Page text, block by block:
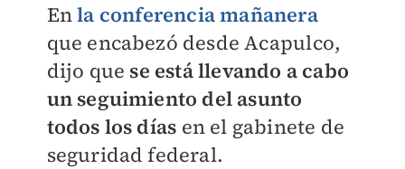
Enla conferencia mañanera
que encabezó desde Acapulco,
dijo que se está llevando a cabo
un seguimiento del asunto
todos los días en el gabinete de
seguridad federal.